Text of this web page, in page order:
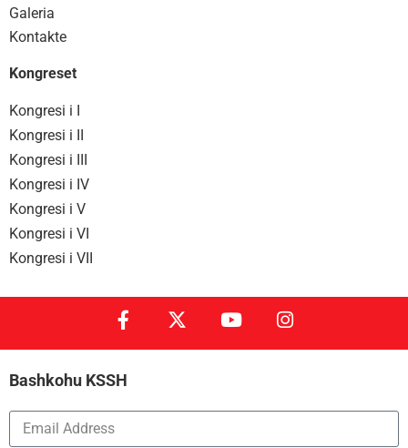
Galeria
Kontakte
Kongreset
Kongresi i I
Kongresi i II
Kongresi i III
Kongresi i IV
Kongresi i V
Kongresi i VI
Kongresi i VII
Bashkohu KSSH